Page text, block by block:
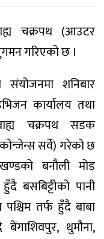
चक्रपथ (आउटर
गरिएको छ ।
संयोजनमा शनिबार
कार्यालय तथा
चक्रपथ सडक
सर्वे) गरेको छ
बनौली मोड
बसबिट्टीको पानी
तर्फ हुँदै बाबा
थुमौना,